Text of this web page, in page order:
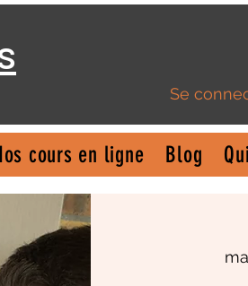
Se
cours en ligne Blog